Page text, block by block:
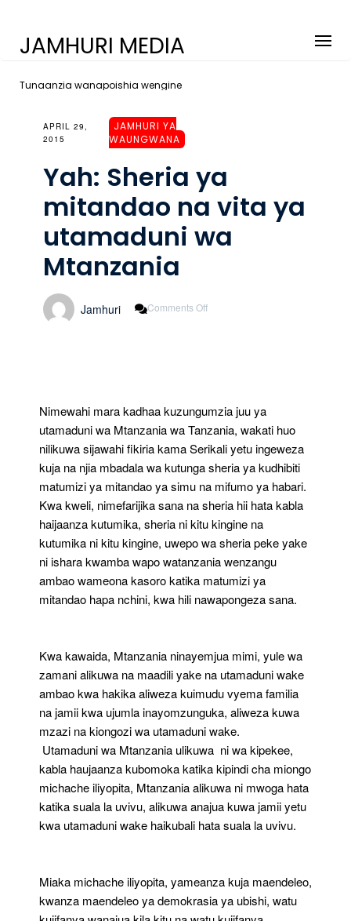
JAMHURI MEDIA
Tunaanzia wanapoishia wengine
APRIL 29,
2015
JAMHURI YA
WAUNGWANA
Yah: Sheria ya
mitandao na vita ya
utamaduni wa
Mtanzania
Jamhuri Comments Off
Utamaduni
Wa
Mtanzania
Nimewahi mara kadhaa kuzungumzia juu ya
utamaduni wa Mtanzania wa Tanzania, wakati huo
nilikuwa sijawahi fikiria kama Serikali yetu ingeweza
kuja na njia mbadala wa kutunga sheria ya kudhibiti
matumizi ya mitandao ya simu na mifumo ya habari.
Kwa kweli, nimefarijika sana na sheria hii hata kabla
haijaanza kutumika, sheria ni kitu kingine na
kutumika ni kitu kingine, uwepo wa sheria peke yake
ni ishara kwamba wapo watanzania wenzangu
ambao wameona kasoro katika matumizi ya
mitandao hapa nchini, kwa hili nawapongeza sana.
Kwa kawaida, Mtanzania ninayemjua mimi, yule wa
zamani alikuwa na maadili yake na utamaduni wake
ambao kwa hakika aliweza kuimudu vyema familia
na jamii kwa ujumla inayomzunguka, aliweza kuwa
mzazi na kiongozi wa utamaduni wake.
Utamaduni wa Mtanzania ulikuwa ni wa kipekee,
kabla haujaanza kubomoka katika kipindi cha miongo
michache iliyopita, Mtanzania alikuwa ni mwoga hata
katika suala la uvivu, alikuwa anajua kuwa jamii yetu
kwa utamaduni wake haikubali hata suala la uvivu.
Miaka michache iliyopita, yameanza kuja maendeleo,
kwanza maendeleo ya demokrasia ya ubishi, watu